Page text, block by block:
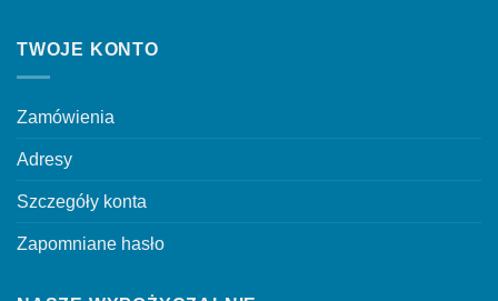
TWOJE KONTO
Zamówienia
Adresy
Szczegóły konta
Zapomniane hasło